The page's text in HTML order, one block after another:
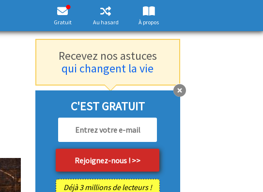
Gratuit Au hasard À propos
Recevez nos astuces
qui changent la vie
C'EST GRATUIT
Déjà 3 millions de lecteurs !